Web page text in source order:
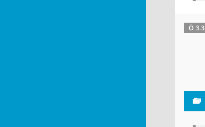
Ö 3.3